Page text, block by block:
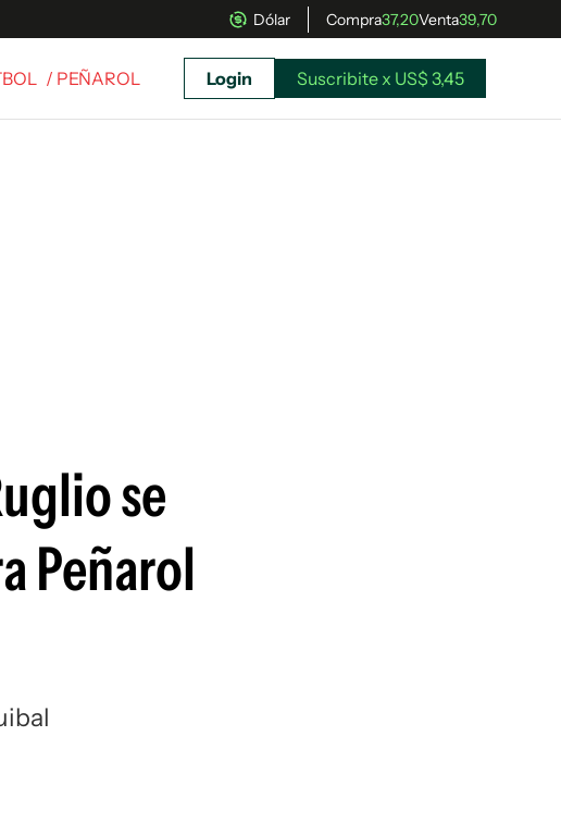
Dólar Compra37,20Venta39,70
Siguenos en:
/ PEÑAROL Login Suscribite x US$ 3,45
se
Peñarol